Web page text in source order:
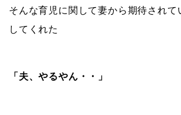
そんな育児に関して妻から期待されて
してくれた
「夫、やるやん・・」